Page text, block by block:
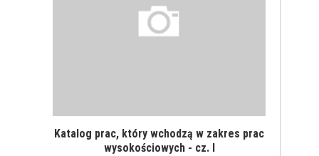
Katalog prac, który wchodzą w zakres prac
wysokościowych - cz. I